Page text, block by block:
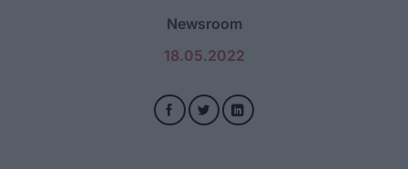
Newsroom
18.05.2022